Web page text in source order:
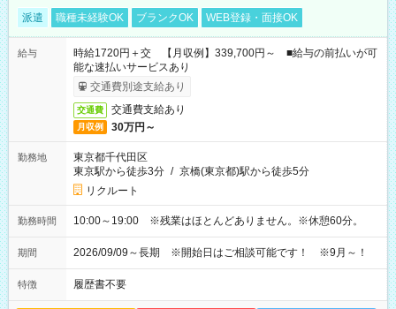
派遣 職種未経験OK ブランクOK WEB登録・面接OK
給与
時給1720円＋交 【月収例】339,700円～ ■給与の前払いが可
能な速払いサービスあり
交通費別途支給あり
交通費 交通費支給あり
月収例 30万円～
勤務地
東京都千代田区
東京駅から徒歩3分 / 京橋(東京都)駅から徒歩5分
リクルート
勤務時間 10:00～19:00 ※残業はほとんどありません。※休憩60分。
期間 2026/09/09～長期 ※開始日はご相談可能です！ ※9月～！
特徴 履歴書不要